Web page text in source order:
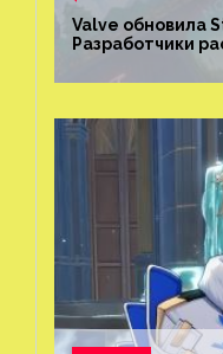
Valve обновила
Разработчики